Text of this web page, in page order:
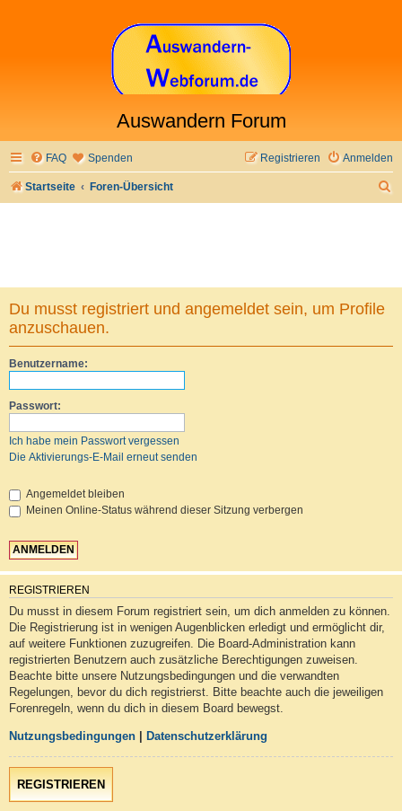
Auswandern Forum
FAQ Spenden Anmelden
Registrieren
Startseite Foren-Übersicht
Du musst registriert und angemeldet sein, um Profile
anzuschauen.
Benutzername:
Passwort:
Ich habe mein Passwort vergessen
Die Aktivierungs-E-Mail erneut senden
Angemeldet bleiben
Meinen Online-Status während dieser Sitzung verbergen
REGISTRIEREN
Du musst in diesem Forum registriert sein, um dich anmelden zu können.
Die Registrierung ist in wenigen Augenblicken erledigt und ermöglicht dir,
auf weitere Funktionen zuzugreifen. Die Board-Administration kann
registrierten Benutzern auch zusätzliche Berechtigungen zuweisen.
Beachte bitte unsere Nutzungsbedingungen und die verwandten
Regelungen, bevor du dich registrierst. Bitte beachte auch die jeweiligen
Forenregeln, wenn du dich in diesem Board bewegst.
Nutzungsbedingungen Datenschutzerklärung
REGISTRIEREN